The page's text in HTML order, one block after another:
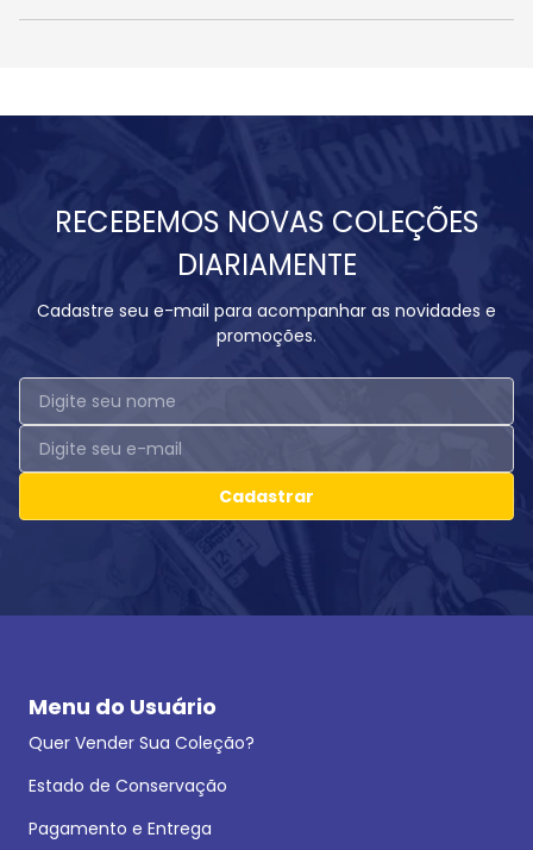
RECEBEMOS NOVAS COLEÇÕES
DIARIAMENTE
Cadastre seu e-mail para acompanhar as novidades e
promoções.
Cadastrar
Menu do Usuário
Quer Vender Sua Coleção?
Estado de Conservação
Pagamento e Entrega